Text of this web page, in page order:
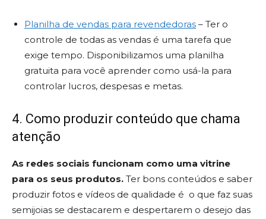
Planilha de vendas para revendedoras – Ter o
controle de todas as vendas é uma tarefa que
exige tempo. Disponibilizamos uma planilha
gratuita para você aprender como usá-la para
controlar lucros, despesas e metas.
4. Como produzir conteúdo que chama
atenção
As redes sociais funcionam como uma vitrine
para os seus produtos. Ter bons conteúdos e saber
produzir fotos e vídeos de qualidade é o que faz suas
semijoias se destacarem e despertarem o desejo das